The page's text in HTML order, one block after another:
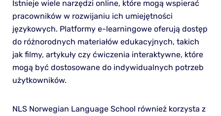
Istnieje wiele narzędzi online, które mogą wspierać
pracowników w rozwijaniu ich umiejętności
językowych. Platformy e-learningowe oferują dostęp
do różnorodnych materiałów edukacyjnych, takich
jak filmy, artykuły czy ćwiczenia interaktywne, które
mogą być dostosowane do indywidualnych potrzeb
użytkowników.
NLS Norwegian Language School również korzysta z